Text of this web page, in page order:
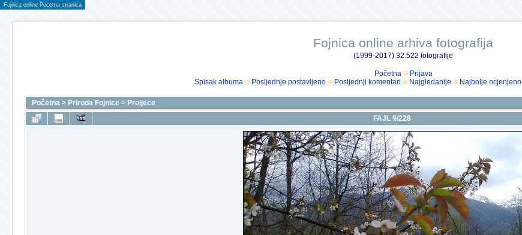
Fojnica online Pocetna stranica
Fojnica online arhiva fotografija
(1999-2017) 32.522 fotografije
Početna
Prijava
Spisak albuma
Posljednje postavljeno Posljednji komentari Najgledanije Najbolje ocjenjeno
Početna > Priroda Fojnice > Proljece
FAJL 9/228